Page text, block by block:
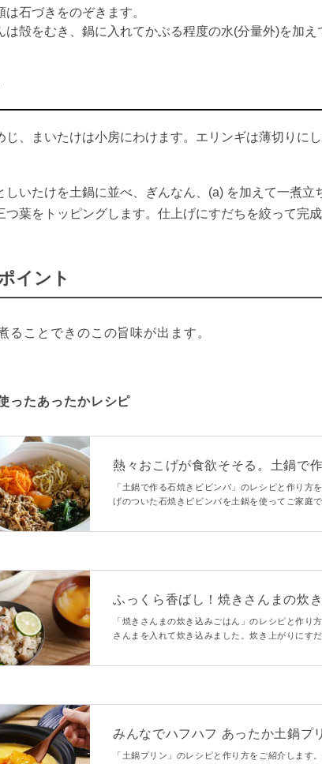
は石づきをのぞきます。
は殻をむき、鍋に入れてかぶる程度の水(分量外)を加
じ、まいたけは小房にわけます。エリンギは薄切りにし
いたけを土鍋に並べ、ぎんなん、(a) を加えて一煮立
つ葉をトッピングします。仕上げにすだちを絞って完成
イント
ることできのこの旨味が出ます。
ったあったかレシピ
熱々おこげが食欲そそる。土鍋で
「土鍋で作る石焼きビビンバ」のレシピと作り方
げのついた石焼きビビンバを土鍋を使ってご家庭
を、熱々のまま召し上がれ。
ふっくら香ばし！焼きさんまの炊
「焼きさんまの炊き込みごはん」のレシピと作り
さんまを入れて炊き込みました。炊き上がりにす
ごはんです。
みんなでハフハフ あったか土鍋プ
「土鍋プリン」のレシピと作り方をご紹介します